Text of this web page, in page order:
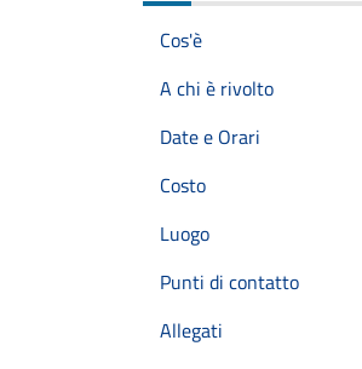
Cos'è
A chi è rivolto
Date e Orari
Costo
Luogo
Punti di contatto
Allegati